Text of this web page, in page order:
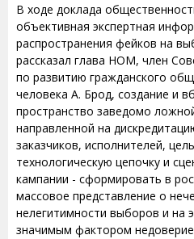
В ходе доклада
объективная экспертная
распространения фейков на
рассказал глава НОМ, член
по развитию гражданского
человека А. Брод, создание и
пространство заведомо
направленной на
заказчиков, исполнителей,
технологическую цепочку и
кампании - сформировать в
массовое представление о
нелегитимности выборов и на
значимым фактором